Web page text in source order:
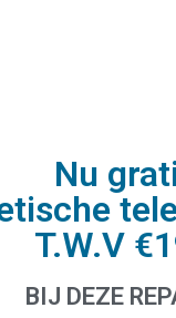
Nu
T.W.V
BIJ DEZE